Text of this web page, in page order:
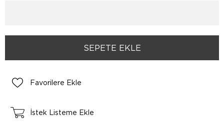
Favorilere Ekle
İstek Listeme Ekle